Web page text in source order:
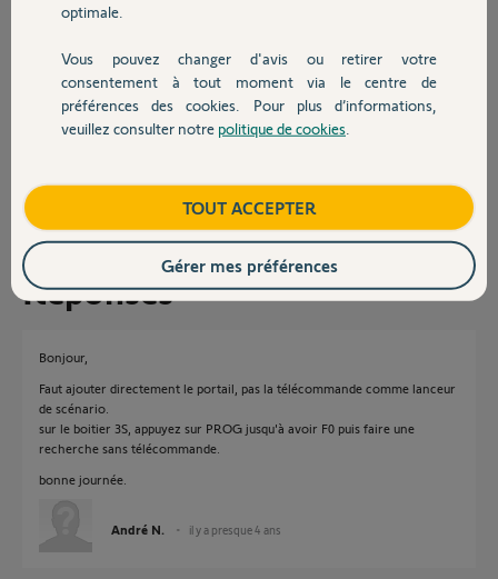
Devis avec un pro
Contact
travers la tahoma?
J'espère que ma question est suffisamment claire.
Merci par avance la communauté et les yellows pour votre aide!
Participer au fil de discussion
Réponses
Bonjour,
Faut ajouter directement le portail, pas la télécommande comme lanceur
de scénario.
sur le boitier 3S, appuyez sur PROG jusqu'à avoir F0 puis faire une
recherche sans télécommande.
bonne journée.
André N. il y a presque 4 ans
optimale.
Vous pouvez changer d'avis ou retirer votre
consentement à tout moment via le centre de
préférences des cookies. Pour plus d’informations,
veuillez consulter notre politique de cookies
TOUT ACCEPTER
Gérer mes préférences